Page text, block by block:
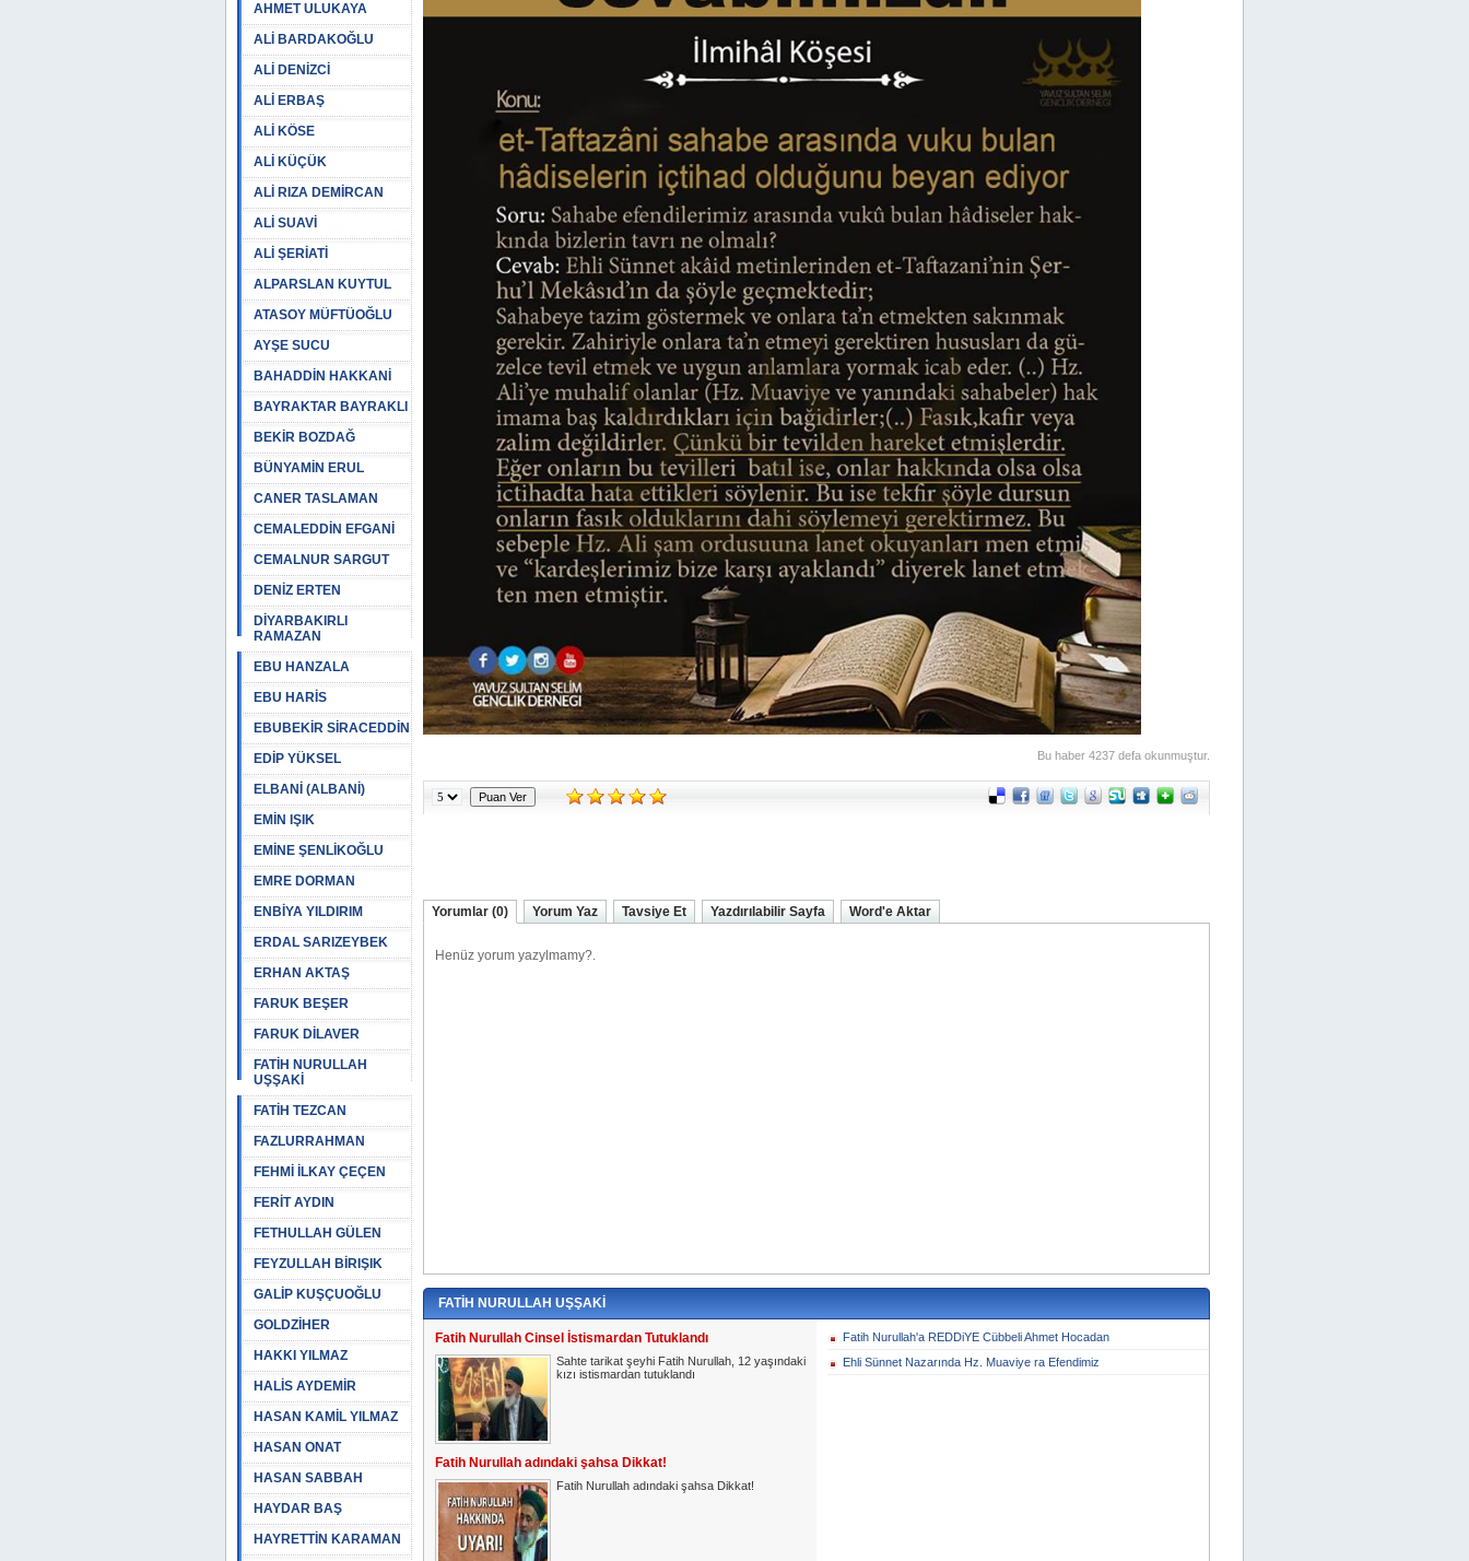
AHMET ULUKAYA
ALİ BARDAKOĞLU
ALİ DENİZCİ
ALİ ERBAŞ
ALİ KÖSE
ALİ KÜÇÜK
ALİ RIZA DEMİRCAN
ALİ SUAVİ
ALİ ŞERİATİ
ALPARSLAN KUYTUL
ATASOY MÜFTÜOĞLU
AYŞE SUCU
BAHADDİN HAKKANİ
BAYRAKTAR BAYRAKLI
BEKİR BOZDAĞ
BÜNYAMİN ERUL
CANER TASLAMAN
CEMALEDDİN EFGANİ
CEMALNUR SARGUT
DENİZ ERTEN
DİYARBAKIRLI
RAMAZAN
EBU HANZALA
EBU HARİS
EBUBEKİR SİRACEDDİN
EDİP YÜKSEL
ELBANİ (ALBANİ)
EMİN IŞIK
EMİNE ŞENLİKOĞLU
EMRE DORMAN
ENBİYA YILDIRIM
ERDAL SARIZEYBEK
ERHAN AKTAŞ
FARUK BEŞER
FARUK DİLAVER
FATİH NURULLAH
UŞŞAKİ
FATİH TEZCAN
FAZLURRAHMAN
FEHMİ İLKAY ÇEÇEN
FERİT AYDIN
FETHULLAH GÜLEN
FEYZULLAH BİRIŞIK
GALİP KUŞÇUOĞLU
GOLDZİHER
HAKKI YILMAZ
HALİS AYDEMİR
HASAN KAMİL YILMAZ
HASAN ONAT
HASAN SABBAH
HAYDAR BAŞ
HAYRETTİN KARAMAN
Bu haber 4237 defa okunmuştur.
Yorumlar (0) Yorum Yaz Tavsiye Et Yazdırılabilir Sayfa Word'e Aktar
FATİH NURULLAH UŞŞAKİ
Fatih Nurullah Cinsel İstismardan Tutuklandı
Sahte tarikat şeyhi Fatih Nurullah, 12 yaşındaki
kızı istismardan tutuklandı
Fatih Nurullah adındaki şahsa Dikkat!
Fatih Nurullah adındaki şahsa Dikkat!
Fatih Nurullah'a REDDiYE Cübbeli Ahmet Hocadan
Ehli Sünnet Nazarında Hz. Muaviye ra Efendimiz